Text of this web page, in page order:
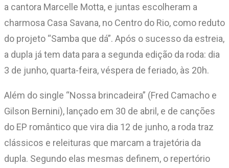
a cantora Marcelle Motta, e juntas escolheram a
charmosa Casa Savana, no Centro do Rio, como reduto
do projeto “Samba que dá”. Após o sucesso da estreia,
a dupla já tem data para a segunda edição da roda: dia
3 de junho, quarta-feira, véspera de feriado, às 20h.
Além do single “Nossa brincadeira” (Fred Camacho e
Gilson Bernini), lançado em 30 de abril, e de canções
do EP romântico que vira dia 12 de junho, a roda traz
clássicos e releituras que marcam a trajetória da
dupla. Segundo elas mesmas definem, o repertório